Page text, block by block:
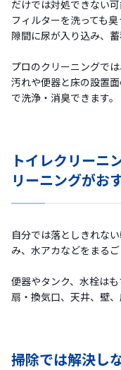
だけでは対処できない可
フィルターを洗っても
隙間に尿が入り込み、
プロのクリーニングで
汚れや便器と床の設置
で洗浄・消臭できます。
トイレクリーニ
リーニングがお
自分では落としきれな
み、水アカなどをまる
便器やタンク、水栓は
扇・換気口、天井、壁
掃除では解決し